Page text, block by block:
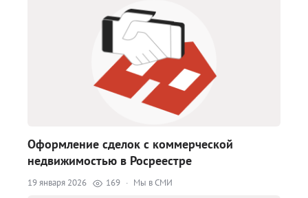
Оформление сделок с коммерческой
недвижимостью в Росреестре
19 января 2026 169 · Мы в СМИ